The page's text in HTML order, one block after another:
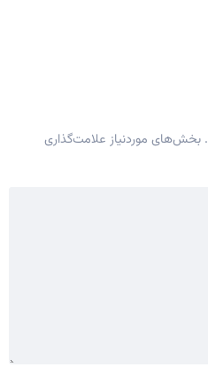
بخش‌های موردنیاز علامت‌گذاری